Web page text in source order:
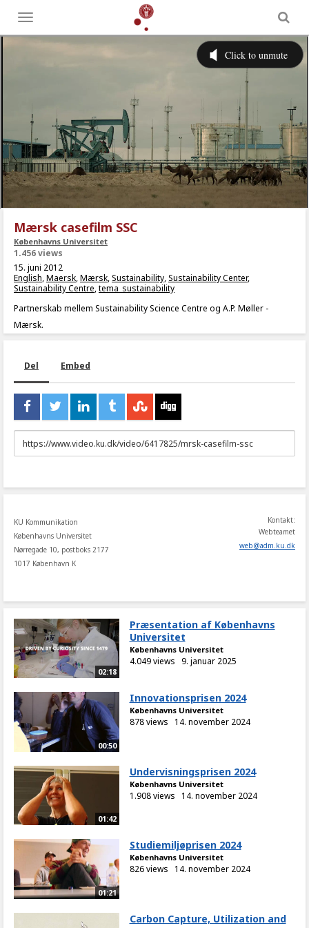
Toggle
menu
Mærsk casefilm SSC
Københavns Universitet
1.456 views
15. juni 2012
English,Maersk,Mærsk,Sustainability,Sustainability Center,
Sustainability Centre,tema_sustainability
Partnerskab mellem Sustainability Science Centre og A.P. Møller -
Mærsk.
Del Embed
URL
to
KU Kommunikation
Københavns Universitet
Nørregade 10, postboks 2177
1017 København K
Kontakt:
Webteamet
web@adm.ku.dk
02:18
Præsentation af Københavns
Universitet
Københavns Universitet
4.049 views 9. januar 2025
00:50
Innovationsprisen 2024
Københavns Universitet
878 views 14. november 2024
01:42
Undervisningsprisen 2024
Københavns Universitet
1.908 views 14. november 2024
01:21
Studiemiljøprisen 2024
Københavns Universitet
826 views 14. november 2024
Carbon Capture, Utilization and